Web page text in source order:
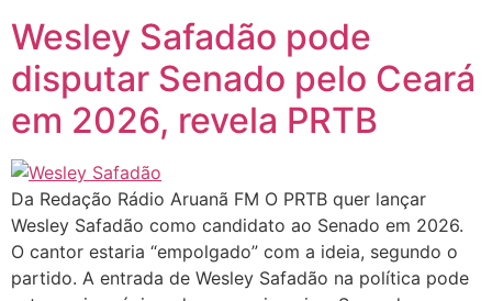
Wesley Safadão pode
disputar Senado pelo Ceará
em 2026, revela PRTB
Da Redação Rádio Aruanã FM O PRTB quer lançar
Wesley Safadão como candidato ao Senado em 2026.
O cantor estaria “empolgado” com a ideia, segundo o
partido. A entrada de Wesley Safadão na política pode